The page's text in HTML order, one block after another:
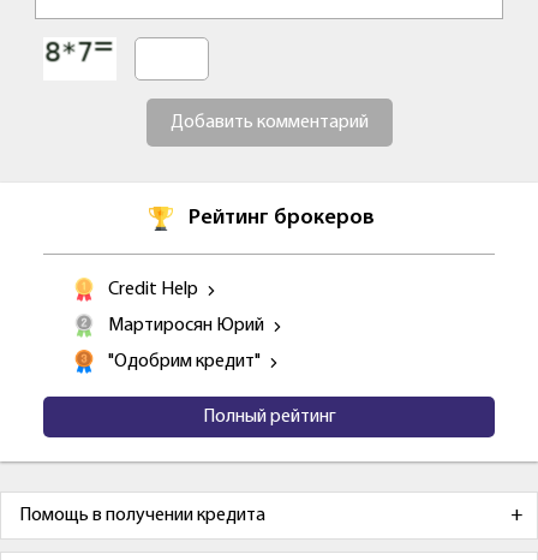
Добавить комментарий
Рейтинг брокеров
Credit Help
Мартиросян Юрий
"Одобрим кредит"
Полный рейтинг
Помощь в получении кредита